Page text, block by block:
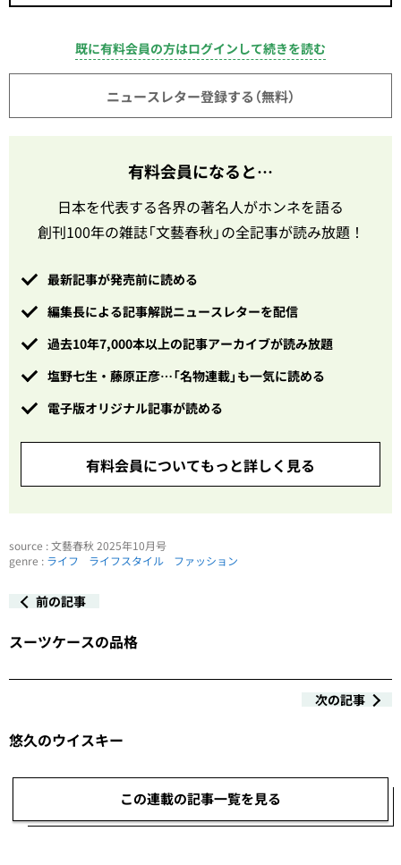
既に有料会員の方はログインして続きを読む
ニュースレター登録する（無料）
有料会員になると…
日本を代表する各界の著名人がホンネを語る
創刊100年の雑誌「文藝春秋」の全記事が読み放題！
最新記事が発売前に読める
編集長による記事解説ニュースレターを配信
過去10年7,000本以上の記事アーカイブが読み放題
塩野七生・藤原正彦…「名物連載」も一気に読める
電子版オリジナル記事が読める
有料会員についてもっと詳しく見る
source : 文藝春秋 2025年10月号
genre : ライフ ライフスタイル ファッション
前の記事
スーツケースの品格
次の記事
悠久のウイスキー
この連載の記事一覧を見る